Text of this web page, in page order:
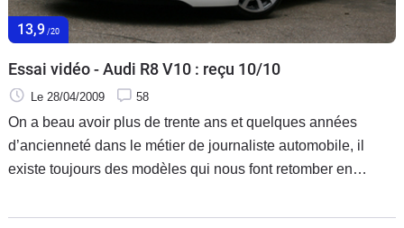
13,9 /20
Essai vidéo - Audi R8 V10 : reçu 10/10
Le 28/04/2009 58
On a beau avoir plus de trente ans et quelques années
d’ancienneté dans le métier de journaliste automobile, il
existe toujours des modèles qui nous font retomber en